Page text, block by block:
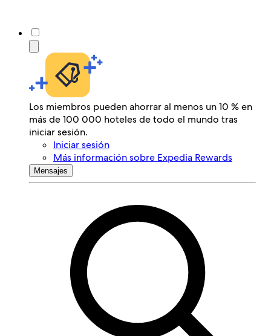
Los miembros pueden ahorrar al menos un 10 % en
más de 100 000 hoteles de todo el mundo tras
iniciar sesión.
Iniciar sesión
Más información sobre Expedia Rewards
Mensajes